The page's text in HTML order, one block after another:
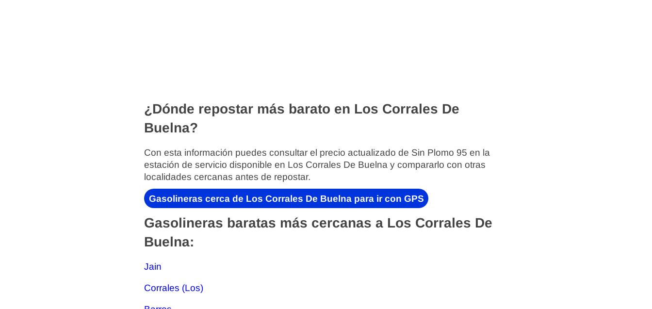
¿Dónde repostar más barato en Los Corrales De
Buelna?
Con esta información puedes consultar el precio actualizado de Sin Plomo 95 en la
estación de servicio disponible en Los Corrales De Buelna y compararlo con otras
localidades cercanas antes de repostar.
Gasolineras cerca de Los Corrales De Buelna para ir con GPS
Gasolineras baratas más cercanas a Los Corrales De
Buelna:
Jain
Corrales (Los)